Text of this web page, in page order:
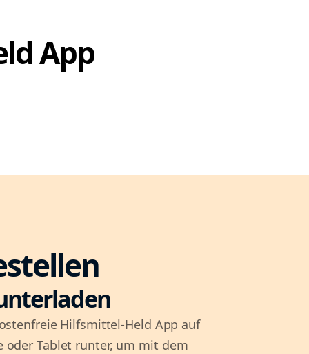
App
Hilfsmittel-Held App auf
oder Tablet runter, um mit dem